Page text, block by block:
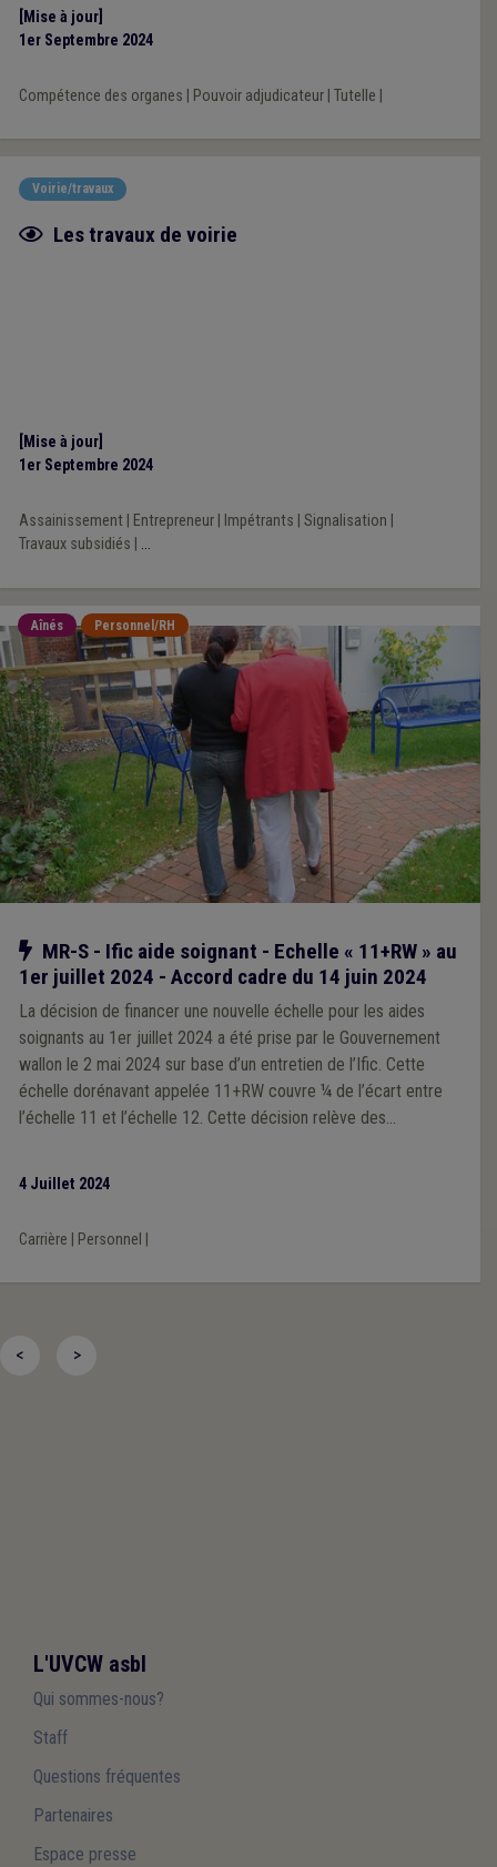
[Mise à jour]
1er Septembre 2024
Compétence des organes Pouvoir adjudicateur| Tutelle
Voirie/travaux
Fiche focus
Les travaux de voirie
[Mise à jour]
1er Septembre 2024
Assainissement| Entrepreneur| Impétrants Signalisation
Travaux subsidiés
...
Aînés Personnel/RH
Notre action
MR-S - Ific aide soignant - Echelle « 11+RW » au
1er juillet 2024 - Accord cadre du 14 juin 2024
La décision de financer une nouvelle échelle pour les aides
soignants au 1er juillet 2024 a été prise par le Gouvernement
wallon le 2 mai 2024 sur base d’un entretien de l’Ific. Cette
échelle dorénavant appelée 11+RW couvre ¼ de l’écart entre
l’échelle 11 et l’échelle 12. Cette décision relève des
de faciliter les choses.
4 Juillet 2024
Carrière Personnel
< >
L'UVCW asbl
Qui sommes-nous?
Staff
Questions fréquentes
Partenaires
Espace presse